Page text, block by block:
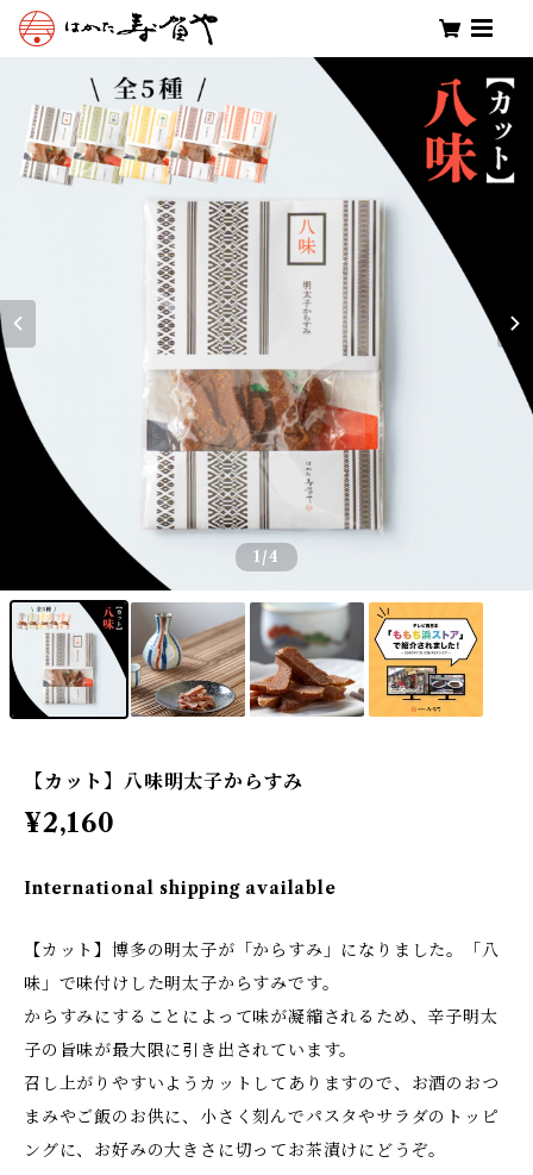
1 /4
【カット】八味明太子からすみ
¥2,160
International shipping available
【カット】博多の明太子が「からすみ」になりました。「八
味」で味付けした明太子からすみです。
からすみにすることによって味が凝縮されるため、辛子明太
子の旨味が最大限に引き出されています。
召し上がりやすいようカットしてありますので、お酒のおつ
まみやご飯のお供に、小さく刻んでパスタやサラダのトッピ
ングに、お好みの大きさに切ってお茶漬けにどうぞ。